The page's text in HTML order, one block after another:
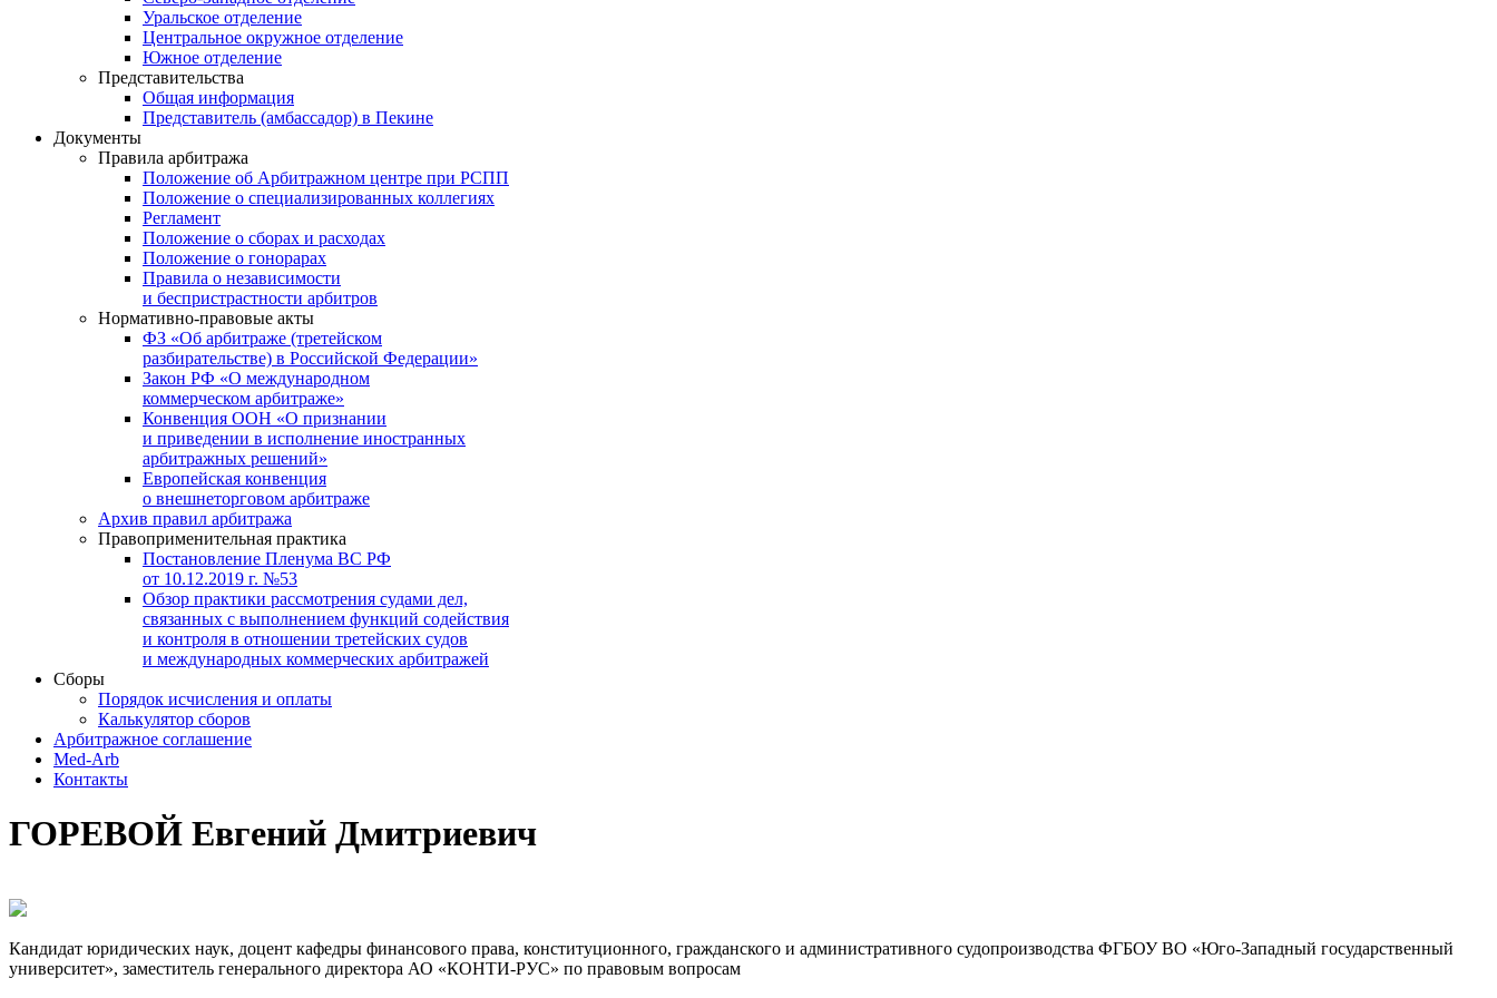
Уральское отделение
Центральное окружное отделение
Южное отделение
Представительства
Общая информация
Представитель (амбассадор) в Пекине
Документы
Правила арбитража
Положение об Арбитражном центре при РСПП
Положение о специализированных коллегиях
Регламент
Положение о сборах и расходах
Положение о гонорарах
Правила о независимости
и беспристрастности арбитров
Нормативно-правовые акты
ФЗ «Об арбитраже (третейском
разбирательстве) в Российской Федерации»
Закон РФ «О международном
коммерческом арбитраже»
Конвенция ООН «О признании
и приведении в исполнение иностранных
арбитражных решений»
Европейская конвенция
о внешнеторговом арбитраже
Архив правил арбитража
Правоприменительная практика
Постановление Пленума ВС РФ
от 10.12.2019 г. №53
Обзор практики рассмотрения судами дел,
связанных с выполнением функций содействия
и контроля в отношении третейских судов
и международных коммерческих арбитражей
Сборы
Порядок исчисления и оплаты
Калькулятор сборов
Арбитражное соглашение
Med-Arb
Контакты
ГОРЕВОЙ Евгений Дмитриевич
Кандидат юридических наук, доцент кафедры финансового права, конституционного, гражданского и административного судопроизводства ФГБОУ ВО «Юго-Западный государственный
университет», заместитель генерального директора АО «КОНТИ-РУС» по правовым вопросам